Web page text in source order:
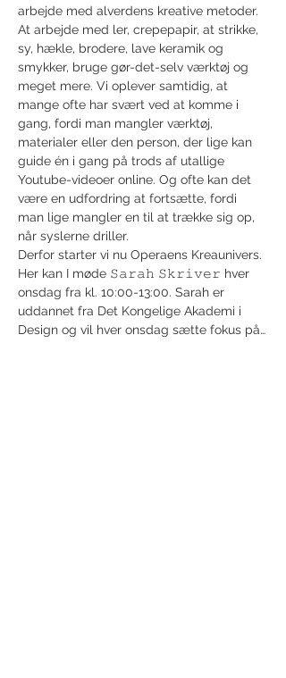
arbejde med alverdens kreative metoder.
At arbejde med ler, crepepapir, at strikke,
sy, hækle, brodere, lave keramik og
smykker, bruge gør-det-selv værktøj og
meget mere. Vi oplever samtidig, at
mange ofte har svært ved at komme i
gang, fordi man mangler værktøj,
materialer eller den person, der lige kan
guide én i gang på trods af utallige
Youtube-videoer online. Og ofte kan det
være en udfordring at fortsætte, fordi
man lige mangler en til at trække sig op,
når syslerne driller.
Derfor starter vi nu Operaens Kreaunivers.
Her kan I møde 𝚂𝚊𝚛𝚊𝚑 𝚂𝚔𝚛𝚒𝚟𝚎𝚛 hver
onsdag fra kl. 10:00-13:00. Sarah er
uddannet fra Det Kongelige Akademi i
Design og vil hver onsdag sætte fokus på…